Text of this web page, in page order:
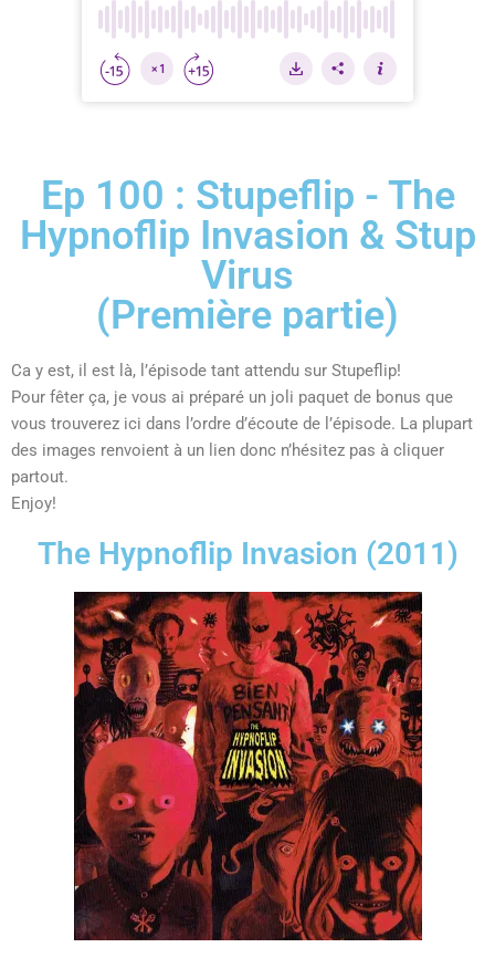
Ep 100 : Stupeflip - The
Hypnoflip Invasion & Stup
Virus
(Première partie)
Ca y est, il est là, l’épisode tant attendu sur Stupeflip!
Pour fêter ça, je vous ai préparé un joli paquet de bonus que
vous trouverez ici dans l’ordre d’écoute de l’épisode. La plupart
des images renvoient à un lien donc n’hésitez pas à cliquer
partout.
Enjoy!
The Hypnoflip Invasion (2011)